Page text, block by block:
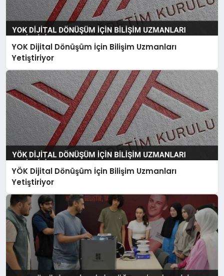
YOK Dijital Dönüşüm İçin Bilişim Uzmanları
Yetiştiriyor
YÖK Dijital Dönüşüm İçin Bilişim Uzmanları
Yetiştiriyor